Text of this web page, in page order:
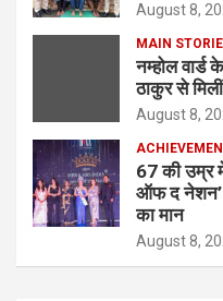
August 8,
MAIN
नम्होल
ठाकुर से
August 8,
67 की उम्र में
ऑफ द नेशन’
का मान
August 8,